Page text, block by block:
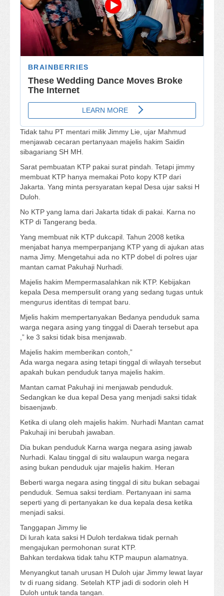
Tidak tahu PT mentari milik Jimmy Lie, ujar Mahmud
menjawab cecaran pertanyaan majelis hakim Saidin
sibagariang SH MH.
Sarat pembuatan KTP pakai surat pindah. Tetapi jimmy
membuat KTP hanya memakai Poto kopy KTP dari
Jakarta. Yang minta persyaratan kepal Desa ujar saksi H
Duloh.
No KTP yang lama dari Jakarta tidak di pakai. Karna no
KTP di Tangerang beda.
Yang membuat nik KTP dukcapil. Tahun 2008 ketika
menjabat hanya memperpanjang KTP yang di ajukan atas
nama Jimy. Mengetahui ada no KTP dobel di polres ujar
mantan camat Pakuhaji Nurhadi.
Majelis hakim Mempermasalahkan nik KTP. Kebijakan
kepala Desa mempersulit orang yang sedang tugas untuk
mengurus identitas di tempat baru.
Mjelis hakim mempertanyakan Bedanya penduduk sama
warga negara asing yang tinggal di Daerah tersebut apa
,” ke 3 saksi tidak bisa menjawab.
Majelis hakim memberikan contoh,”
Ada warga negara asing tetapi tinggal di wilayah tersebut
apakah bukan penduduk tanya majelis hakim.
Mantan camat Pakuhaji ini menjawab penduduk.
Sedangkan ke dua kepal Desa yang menjadi saksi tidak
bisaenjawb.
Ketika di ulang oleh majelis hakim. Nurhadi Mantan camat
Pakuhaji ini berubah jawaban.
Dia bukan penduduk Karna warga negara asing jawab
Nurhadi. Kalau tinggal di situ walaupun warga negara
asing bukan penduduk ujar majelis hakim. Heran
Beberti warga negara asing tinggal di situ bukan sebagai
penduduk. Semua saksi terdiam. Pertanyaan ini sama
seperti yang di pertanyakan ke dua kepala desa ketika
menjadi saksi.
Tanggapan Jimmy lie
Di lurah kata saksi H Duloh terdakwa tidak pernah
mengajukan permohonan surat KTP.
Bahkan terdakwa tidak tahu KTP maupun alamatnya.
Menyangkut tanah urusan H Duloh ujar Jimmy lewat layar
tv di ruang sidang. Setelah KTP jadi di sodorin oleh H
Duloh untuk tanda tangan.